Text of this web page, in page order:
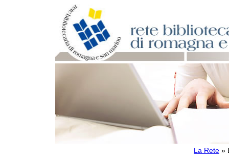
La Rete »